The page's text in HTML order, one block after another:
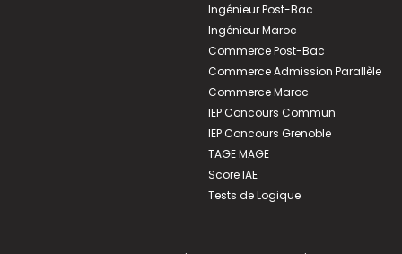
Ingénieur Post-Bac
Ingénieur Maroc
Commerce Post-Bac
Commerce Admission Parallèle
Commerce Maroc
IEP Concours Commun
IEP Concours Grenoble
TAGE MAGE
Score IAE
Tests de Logique